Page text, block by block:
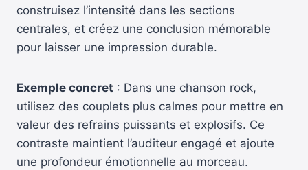
construisez l’intensité dans les sections
centrales, et créez une conclusion mémorable
pour laisser une impression durable.
Exemple concret : Dans une chanson rock,
utilisez des couplets plus calmes pour mettre en
valeur des refrains puissants et explosifs. Ce
contraste maintient l’auditeur engagé et ajoute
une profondeur émotionnelle au morceau.